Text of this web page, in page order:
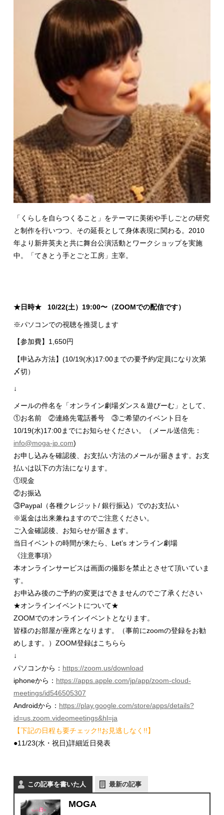
「くらしを自らつくること」をテーマに美術や手しごとの研究
と制作を行いつつ、その延長として身体表現に関わる。 2010
年より新井英夫と共に舞台公演活動とワークショップを実施
中。「てきとう手とごと工房」主宰。
★日時★ 10/22(土）19:00〜（ZOOMでの配信です）
※パソコンでの視聴を推奨します
【参加費】1,650円
【申込み方法】(10/19(水)17:00までの要予約/定員になり次第
〆切）
↓
メールの件名を「オンライン劇場ダンス＆遊びーむ」として、
①お名前 ②連絡先電話番号 ③ご希望のイベント日を
10/19(水)17:00までにお知らせください。
（メール送信先：
info@moga-jp.com)
お申し込みを確認後、お支払い方法のメールが届きます。お支
払いは以下の方法になります。
①現金
②お振込
③Paypal（各種クレジット/ 銀行振込）でのお支払い
※返金は出来兼ねますのでご注意ください。
ご入金確認後、お知らせが届きます。
当日イベントの時間が来たら、 Let’s オンライン劇場
《注意事項》
本オンラインサービスは画面の撮影を禁止とさせて頂いていま
す。
お申込み後のご予約の変更はできませんのでご了承ください
★オンラインイベントについて★
ZOOMでのオンラインイベントとなります。
皆様のお部屋が座席となります。（事前にzoomの登録をお勧
めします。） ZOOM登録はこちらら
↓
パソコンから： https://zoom.us/download
iphoneから： https://apps.apple.com/jp/app/zoom-cloud-
meetings/id546505307
Androidから： https://play.google.com/store/apps/details?
id=us.zoom.videomeetings&hl=ja
【下記の日程も要チェック!!お見逃しなく!!】
●11/23(水・祝日)詳細近日発表
この記事を書いた人 最新の記事
MOGA